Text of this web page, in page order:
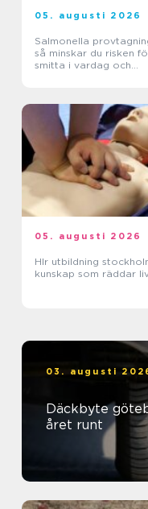
05. augusti 2026
Salmonella
så minskar du risken
smitta i vardag och
05. augusti 2026
Hlr utbildning
kunskap som räddar
03. augusti
Däckbyte göteborg så får du
året runt